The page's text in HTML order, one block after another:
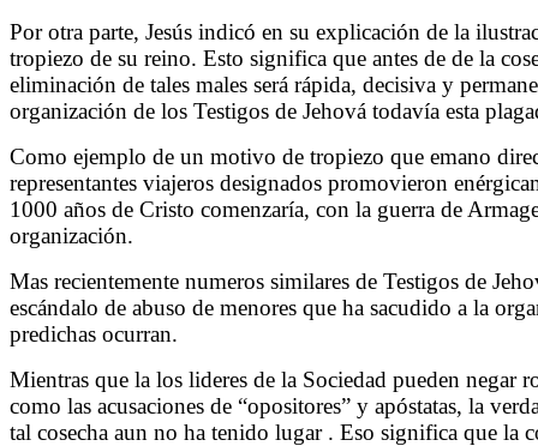
Por otra parte, Jesús indicó en su explicación de la
tropiezo de su reino. Esto significa que antes de de la
eliminación de tales males será rápida, decisiva y
organización de los Testigos de Jehová todavía esta
Como ejemplo de un motivo de tropiezo que emano
representantes viajeros designados promovieron
1000 años de Cristo comenzaría, con la guerra de
organización.
Mas recientemente numeros similares de Testigos de
escándalo de abuso de menores que ha sacudido a la
predichas ocurran.
Mientras que la los lideres de la Sociedad pueden negar
como las acusaciones de “opositores” y apóstatas, la
tal cosecha aun no ha tenido lugar . Eso significa que la